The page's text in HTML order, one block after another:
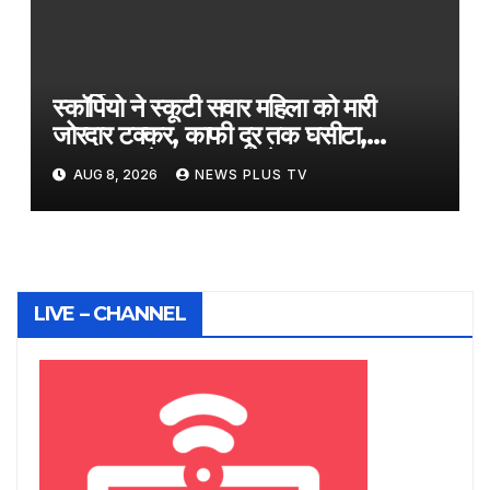
स्कॉर्पियो ने स्कूटी सवार महिला को मारी
जोरदार टक्कर, काफी दूर तक घसीटा,
CCTV फुटेज आया सामने​on August
7, 2026 at 5:17 pm
AUG 8, 2026 NEWS PLUS TV
LIVE – CHANNEL